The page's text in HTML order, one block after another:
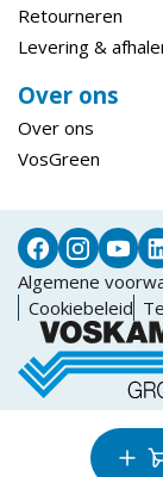
Retourneren
Levering &
Over ons
Over ons
VosGreen
Algemene
Cookiebeleid